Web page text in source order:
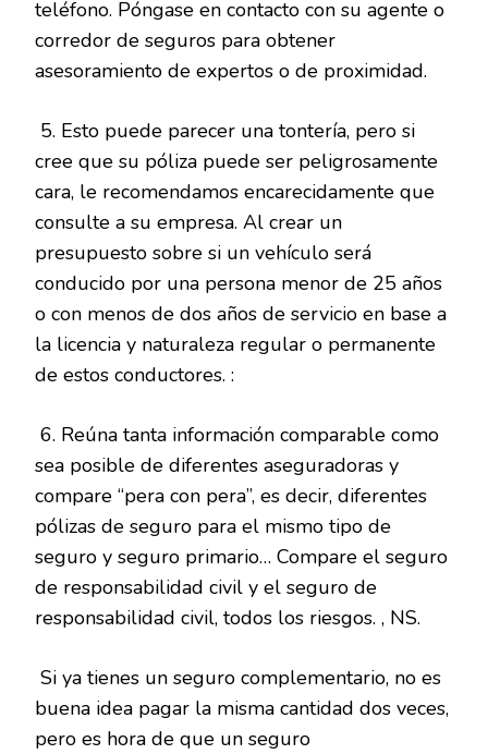
teléfono. Póngase en contacto con su agente o
corredor de seguros para obtener
asesoramiento de expertos o de proximidad.
5. Esto puede parecer una tontería, pero si
cree que su póliza puede ser peligrosamente
cara, le recomendamos encarecidamente que
consulte a su empresa. Al crear un
presupuesto sobre si un vehículo será
conducido por una persona menor de 25 años
o con menos de dos años de servicio en base a
la licencia y naturaleza regular o permanente
de estos conductores. :
6. Reúna tanta información comparable como
sea posible de diferentes aseguradoras y
compare “pera con pera”, es decir, diferentes
pólizas de seguro para el mismo tipo de
seguro y seguro primario… Compare el seguro
de responsabilidad civil y el seguro de
responsabilidad civil, todos los riesgos. , NS.
Si ya tienes un seguro complementario, no es
buena idea pagar la misma cantidad dos veces,
pero es hora de que un seguro